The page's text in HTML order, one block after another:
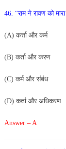
46. “राम ने रावण को
(A) कर्त्ता और कर्म
(B) कर्ता और करण
(C) कर्म और संबंध
(D) कर्ता और अधिकरण
Answer – A